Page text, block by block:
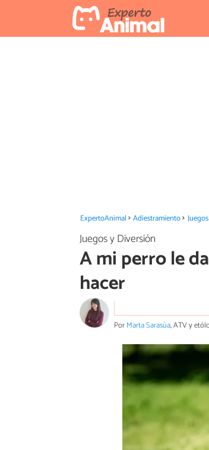
ExpertoAnimal Adiestramiento
Juegos y Diversión
A mi perro le
hacer
PorMarta Sarasúa, ATV y